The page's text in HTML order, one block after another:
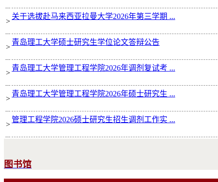
>
关于选拔赴马来西亚拉曼大学2026年第三学期 ...
>
青岛理工大学硕士研究生学位论文答辩公告
>
青岛理工大学管理工程学院2026年调剂复试考 ...
>
青岛理工大学管理工程学院2026年硕士研究生 ...
>
管理工程学院2026硕士研究生招生调剂工作实 ...
图书馆